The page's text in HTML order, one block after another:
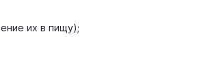
их в пищу);